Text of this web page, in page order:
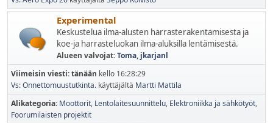
Experimental
Keskustelua ilma-alusten harrasterakentamisesta ja
koe-ja harrasteluokan ilma-aluksilla lentämisestä.
Alueen valvojat:Toma, jkarjanl
Viimeisin viesti:tänään kello 16:28:29
Vs: Onnettomuustutkinta. käyttäjältä Martti Mattila
Alikategoria Moottorit Lentolaitesuunnittelu Elektroniikka ja sähkötyöt
Foorumilaisten projektit